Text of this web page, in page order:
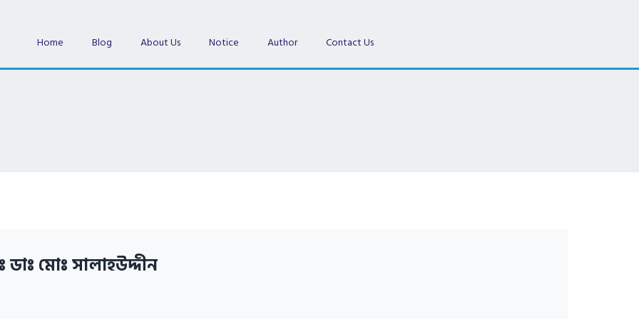
Home Blog About Us Notice Author Contact Us
ডাঃ মোঃ সালাহউদ্দীন